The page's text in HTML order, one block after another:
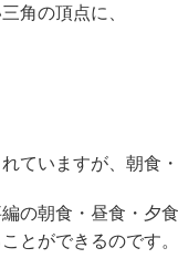
角の頂点に、
ていますが、朝食
の朝食・昼食・夕
とができるのです。